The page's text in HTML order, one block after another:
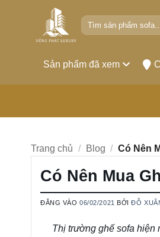
Tìm
kiếm:
Sản phẩm đã xem
Trang chủ / Blog / Có Nên
Có Nên Mua
ĐĂNG VÀO06/02/2021 BỞIĐỖ
Thị trường ghế sofa hiện